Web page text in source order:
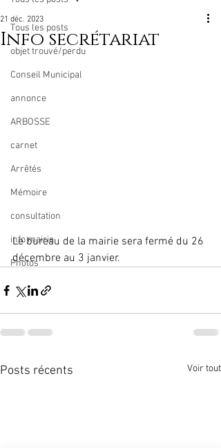
Tous les posts
objet trouvé/perdu
Conseil Municipal
annonce
ARBOSSE
carnet
Arrêtés
Mémoire
consultation
info mairie
Photos
Info secrétariat
21 déc. 2023
Le bureau de la mairie sera fermé du 26
décembre au 3 janvier.
Posts récents Voir tout